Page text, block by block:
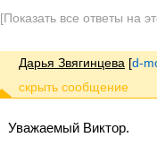
[Показать все ответы на
Дарья Звягинцева [d-
Уважаемый Виктор.